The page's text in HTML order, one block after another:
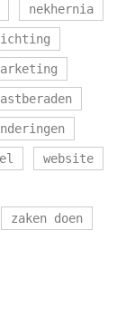
nekhernia
website
zaken doen